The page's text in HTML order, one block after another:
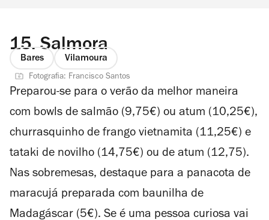
15. Salmora
Bares Vilamoura
Fotografia: Francisco Santos
Preparou-se para o verão da melhor maneira
com bowls de salmão (9,75€) ou atum (10,25€),
churrasquinho de frango vietnamita (11,25€) e
tataki de novilho (14,75€) ou de atum (12,75).
Nas sobremesas, destaque para a panacota de
maracujá preparada com baunilha de
Madagáscar (5€). Se é uma pessoa curiosa vai